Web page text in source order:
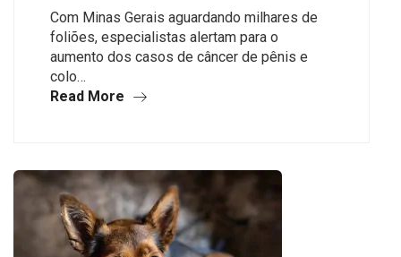
Com Minas Gerais aguardando milhares de
foliões, especialistas alertam para o
aumento dos casos de câncer de pênis e
colo…
Read More